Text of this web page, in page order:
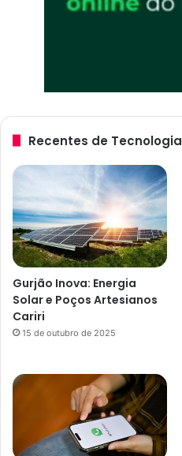
Recentes de Tecnologia
Gurjão Inova: Energia
Solar e Poços Artesianos
Cariri
15 de outubro de 2025